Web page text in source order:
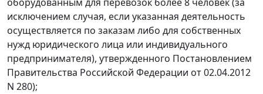
оборудованным для перевозок более 8 человек (за
исключением случая, если указанная деятельность
осуществляется по заказам либо для собственных
нужд юридического лица или индивидуального
предпринимателя), утвержденного Постановлением
Правительства Российской Федерации от 02.04.2012
N 280);